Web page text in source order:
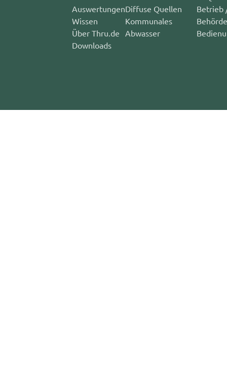
Auswertungen
Wissen
Über Thru.de
Downloads
Diffuse Quellen
Kommunales
Abwasser
Betrieb